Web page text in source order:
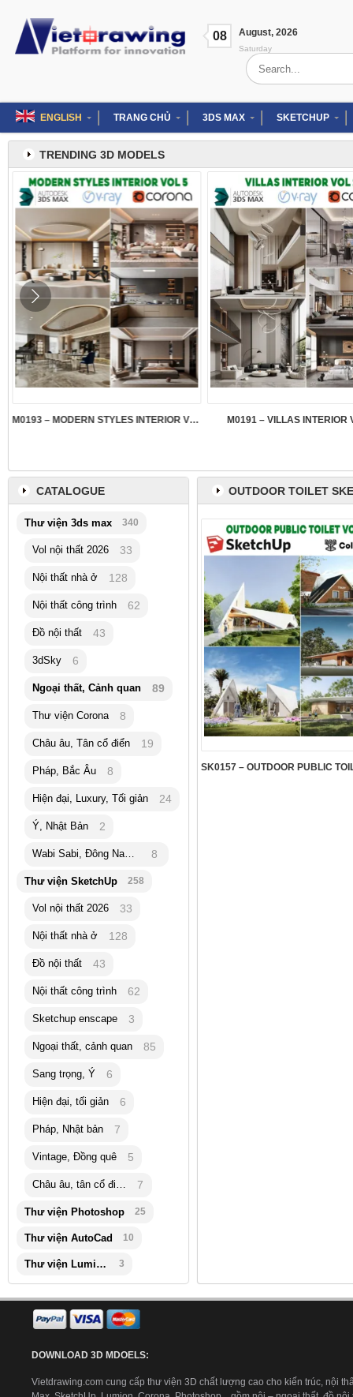
content
08 August, 2026
Saturday
Search
for:
ENGLISH TRANG CHỦ 3DS MAX SKETCHUP
TRENDING 3D MODELS
M0193 – MODERN STYLES INTERIOR VOL.5 M0191 – VILLAS INTERIOR
OUTDOOR TOILET
CATALOGUE
Thư viện 3ds max 340
Vol nội thất 2026 33
Nội thất nhà ở 128
Nội thất công trình 62
Đồ nội thất 43
3dSky 6
Ngoại thất, Cảnh quan 89
Thư viện Corona 8
Châu âu, Tân cổ điển 19
Pháp, Bắc Âu 8
Hiện đại, Luxury, Tối giản 24
Ý, Nhật Bản 2
Wabi Sabi, Đông Nam Á 8
Thư viện SketchUp 258
Vol nội thất 2026 33
Nội thất nhà ở 128
Đồ nội thất 43
Nội thất công trình 62
Sketchup enscape 3
Ngoại thất, cảnh quan 85
Sang trọng, Ý 6
Hiện đại, tối giản 6
Pháp, Nhật bản 7
Vintage, Đồng quê 5
Châu âu, tân cổ điển 7
Thư viện Photoshop 25
Thư viện AutoCad 10
Thư viện Lumion 3
DOWNLOAD 3D MDOELS:
Vietdrawing.com cung cấp thư viện 3D chất lượng cao cho kiến trúc, nội